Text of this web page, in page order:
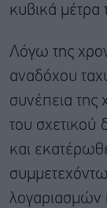
κυβικά μέτρα
Λόγω της
αναδόχου
συνέπεια της
του σχετικού
και
λογαριασμών